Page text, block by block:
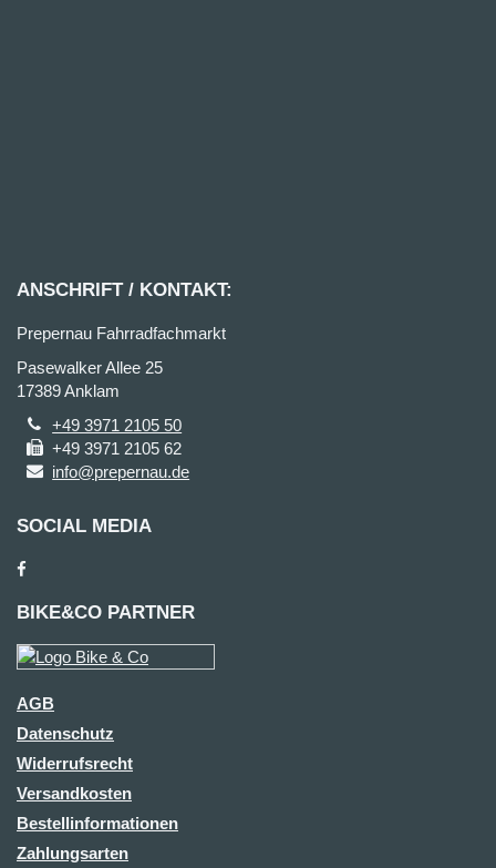
ANSCHRIFT / KONTAKT:
Prepernau Fahrradfachmarkt
Pasewalker Allee 25
17389 Anklam
+49 3971 2105 50
+49 3971 2105 62
info@prepernau.de
SOCIAL MEDIA
BIKE&CO PARTNER
AGB
Datenschutz
Widerrufsrecht
Versandkosten
Bestellinformationen
Zahlungsarten